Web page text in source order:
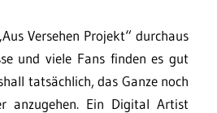
Versehen Projekt“ durchaus
und viele Fans finden es gut
tatsächlich, das Ganze noch
anzugehen. Ein Digital Artist